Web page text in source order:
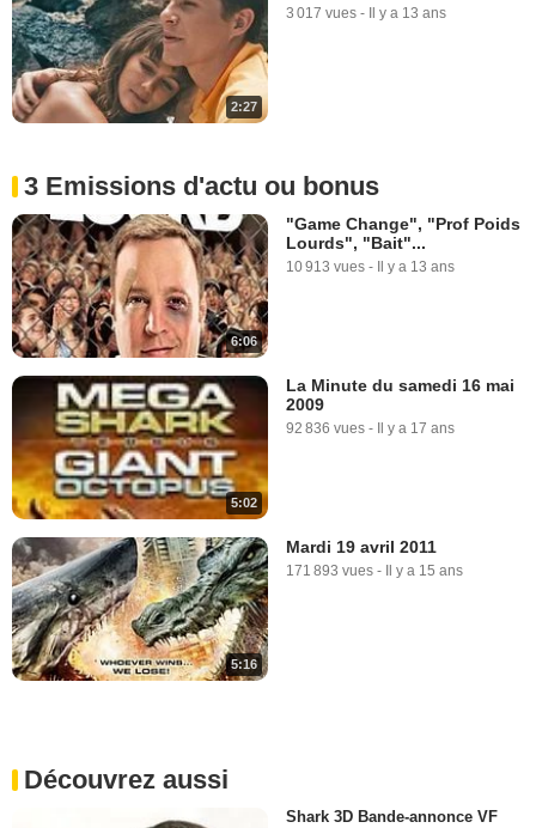
2:27
3 017 vues - Il y a 13 ans
3 Emissions d'actu ou bonus
6:06
"Game Change", "Prof Poids
Lourds", "Bait"...
10 913 vues - Il y a 13 ans
5:02
La Minute du samedi 16 mai
2009
92 836 vues - Il y a 17 ans
5:16
Mardi 19 avril 2011
171 893 vues - Il y a 15 ans
Découvrez aussi
Shark 3D Bande-annonce VF